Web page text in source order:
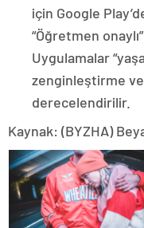
için Google
“Öğretmen
Uygulamalar
zenginleştirme
derecelendirilir.
Kaynak: (BYZHA)